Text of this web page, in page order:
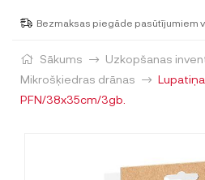
Bezmaksas piegāde pasūtījumiem
Sākums Uzkopšanas
Mikrošķiedras drānas
PFN/38x35cm/3gb.